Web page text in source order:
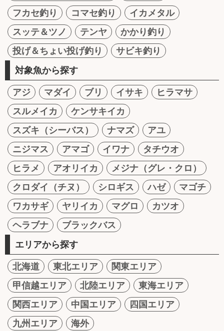
フカセ釣り
コマセ釣り
イカメタル
スッテ＆ツノ
テンヤ
かかり釣り
投げ＆ちょい投げ釣り
サビキ釣り
対象魚から探す
アジ マダイ ブリ イサキ
ヒラマサ
スルメイカ
ケンサキイカ
スズキ（シーバス）
ナマズ
アユ
ニジマス
アマゴ イワナ
タチウオ
ヒラメ
アオリイカ
メジナ（グレ・クロ）
クロダイ（チヌ）
シロギス ハゼ
マゴチ
ワカサギ
ヤリイカ マグロ
カツオ
ヘラブナ
ブラックバス
エリアから探す
北海道 東北エリア
関東エリア
甲信越エリア
北陸エリア
東海エリア
関西エリア
中国エリア
四国エリア
九州エリア
海外